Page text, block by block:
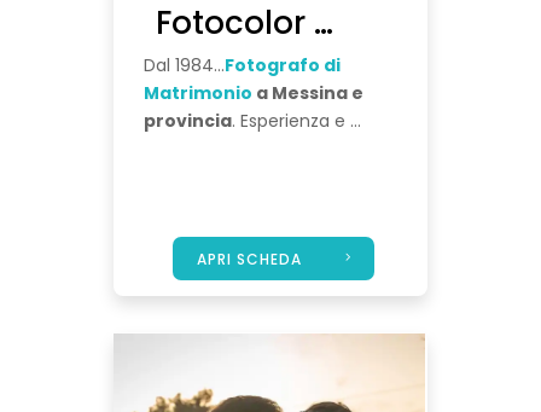
Fotocolor Munnia
Dal 1984...Fotografo di
Matrimonio a Messina e
provincia. Esperienza e ...
APRI SCHEDA